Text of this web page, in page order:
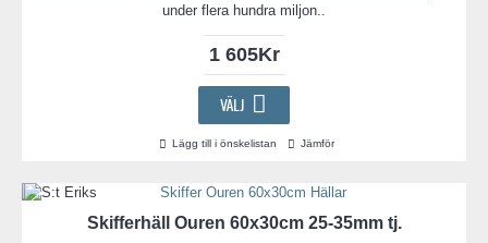
under flera hundra miljon..
1 605Kr
VÄLJ
Lägg till i önskelistan Jämför
Skifferhäll Ouren 60x30cm 25-35mm tj.